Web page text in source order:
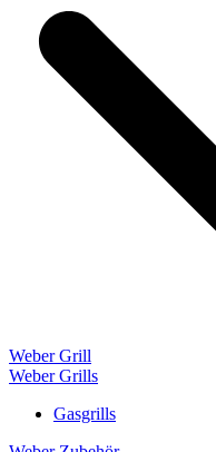
Weber Grill
Weber Grills
Gasgrills